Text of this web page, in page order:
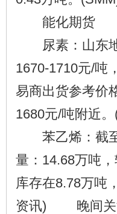
能化期货
尿素：山东地
1670-1710元/吨
易商出货参考价
1680元/吨附近
苯乙烯：截至
量：14.68万吨
库存在8.78万吨
资讯) 晚间关